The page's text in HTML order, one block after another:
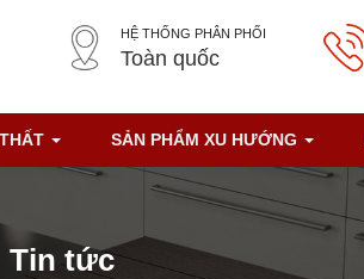
HỆ THỐNG PHÂN PHỐI
Toàn quốc
SẢN PHẨM XU HƯỚNG
Tin tức